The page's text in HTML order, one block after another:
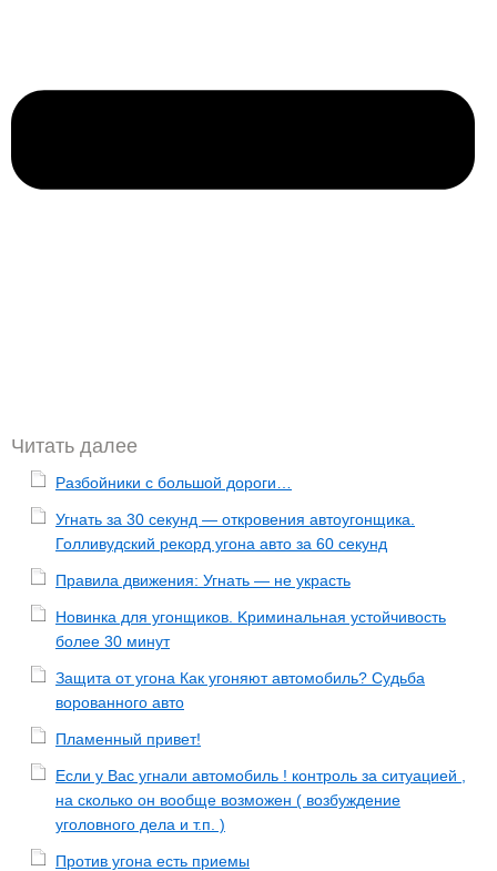
Читать далее
Разбойники с большой дороги…
Угнать за 30 секунд — откровения автоугонщика.
Голливудский рекорд угона авто за 60 секунд
Правила движения: Угнать — не украсть
Новинка для угонщиков. Kриминальная устойчивость
более 30 минут
Защита от угона Как угоняют автомобиль? Судьба
ворованного авто
Пламенный привет!
Если у Вас угнали автомобиль ! контроль за ситуацией ,
на сколько он вообще возможен ( возбуждение
уголовного дела и т.п. )
Против угона есть приемы